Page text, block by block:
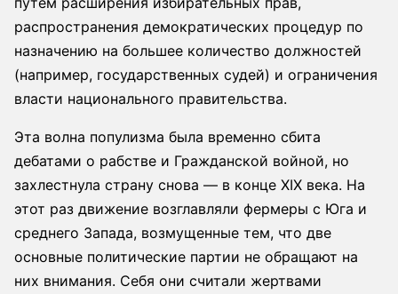
распространения демократических процедур по
назначению на большее количество должностей
(например, государственных судей) и ограничения
власти национального правительства.
Эта волна популизма была временно сбита
дебатами о рабстве и Гражданской войной, но
захлестнула страну снова — в конце XIX века. На
этот раз движение возглавляли фермеры с Юга и
среднего Запада, возмущенные тем, что две
основные политические партии не обращают на
них внимания. Себя они считали жертвами